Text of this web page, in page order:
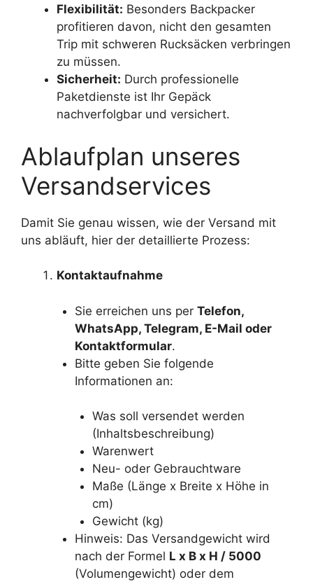
Flexibilität: Besonders Backpacker
profitieren davon, nicht den gesamten
Trip mit schweren Rucksäcken verbringen
zu müssen.
Sicherheit: Durch professionelle
Paketdienste ist Ihr Gepäck
nachverfolgbar und versichert.
Ablaufplan unseres
Versandservices
Damit Sie genau wissen, wie der Versand mit
uns abläuft, hier der detaillierte Prozess:
Kontaktaufnahme
Sie erreichen uns per Telefon,
WhatsApp, Telegram, E-Mail oder
Kontaktformular.
Bitte geben Sie folgende
Informationen an:
Was soll versendet werden
(Inhaltsbeschreibung)
Warenwert
Neu- oder Gebrauchtware
Maße (Länge x Breite x Höhe in
cm)
Gewicht (kg)
Hinweis: Das Versandgewicht wird
nach der Formel L x B x H / 5000
(Volumengewicht) oder dem